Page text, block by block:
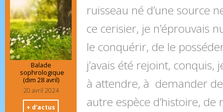
ruisseau né d’une source
ce cerisier, je n’éprouvais
le conquérir, de le
j’avais été rejoint, conquis,
à attendre, à demander de
autre espèce d’histoire,
Balade
sophrologique
(dim 28 avril)
20 avril 2024
+ d'actus